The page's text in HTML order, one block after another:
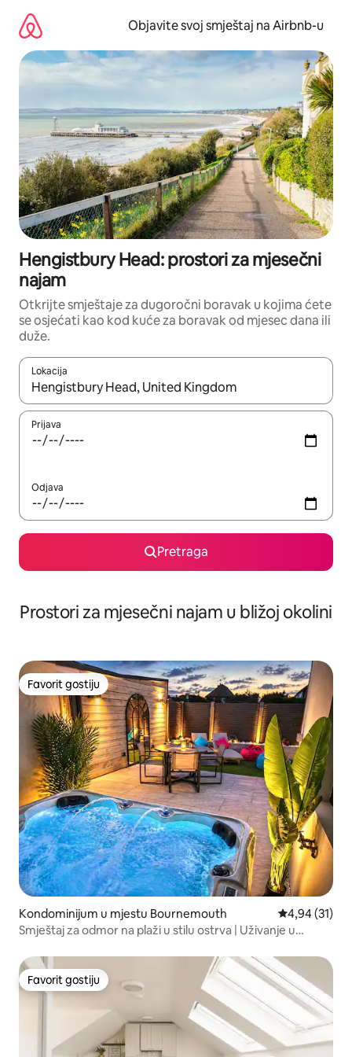
sadržaj
Objavite svoj smještaj na Airbnb-u
Hengistbury Head: prostori za mjesečni
najam
Otkrijte smještaje za dugoročni boravak u kojima ćete
se osjećati kao kod kuće za boravak od mjesec dana ili
duže.
Lokacija
Kad su rezultati dostupni, možete da se krećete kroz njih
Prijava
Odjava
Pretraga
Prostori za mjesečni najam u bližoj okolini
Favorit gostiju
Favorit gostiju
Kondominijum u mjestu Bournemouth prosječna
4,94 (31)
Smještaj za odmor na plaži u stilu ostrva | Uživanje u
Favorit gostiju
Favorit gostiju